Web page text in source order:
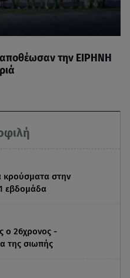
κρούσματα στην
εβδομάδα
ο 26χρονος -
της σιωπής
αποθέωσαν την ΕΙΡΗΝΗ